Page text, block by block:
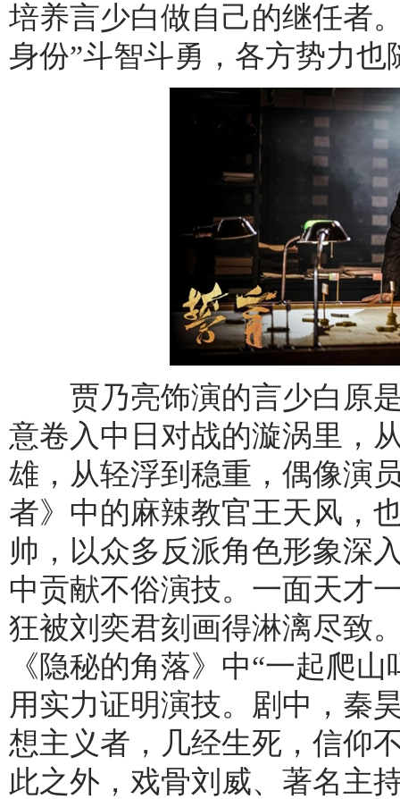
培养言少白做自己的继任者
身份”斗智斗勇，各方势力
贾乃亮饰演的言少白原是
意卷入中日对战的漩涡里，
雄，从轻浮到稳重，偶像演
者》中的麻辣教官王天风，
帅，以众多反派角色形象深
中贡献不俗演技。一面天才
狂被刘奕君刻画得淋漓尽致
《隐秘的角落》中“一起爬
用实力证明演技。剧中，秦
想主义者，几经生死，信仰
此之外，戏骨刘威、著名主